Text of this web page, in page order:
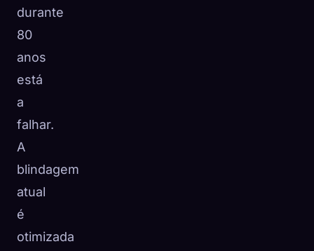
durante
80
anos
está
a
falhar.
A
blindagem
atual
é
otimizada